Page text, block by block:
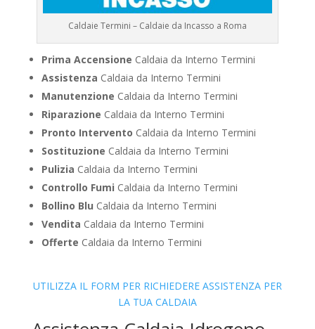
Caldaie Termini – Caldaie da Incasso a Roma
Prima Accensione Caldaia da Interno Termini
Assistenza Caldaia da Interno Termini
Manutenzione Caldaia da Interno Termini
Riparazione Caldaia da Interno Termini
Pronto Intervento Caldaia da Interno Termini
Sostituzione Caldaia da Interno Termini
Pulizia Caldaia da Interno Termini
Controllo Fumi Caldaia da Interno Termini
Bollino Blu Caldaia da Interno Termini
Vendita Caldaia da Interno Termini
Offerte Caldaia da Interno Termini
UTILIZZA IL FORM PER RICHIEDERE ASSISTENZA PER
LA TUA CALDAIA